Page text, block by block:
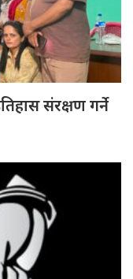
संरक्षण गर्ने